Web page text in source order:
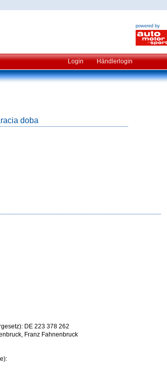
powered by
Login Händlerlogin
doba
DE 223 378 262
Franz Fahnenbruck